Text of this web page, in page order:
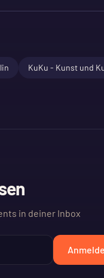
KuKu - Kunst und
in deiner Inbox